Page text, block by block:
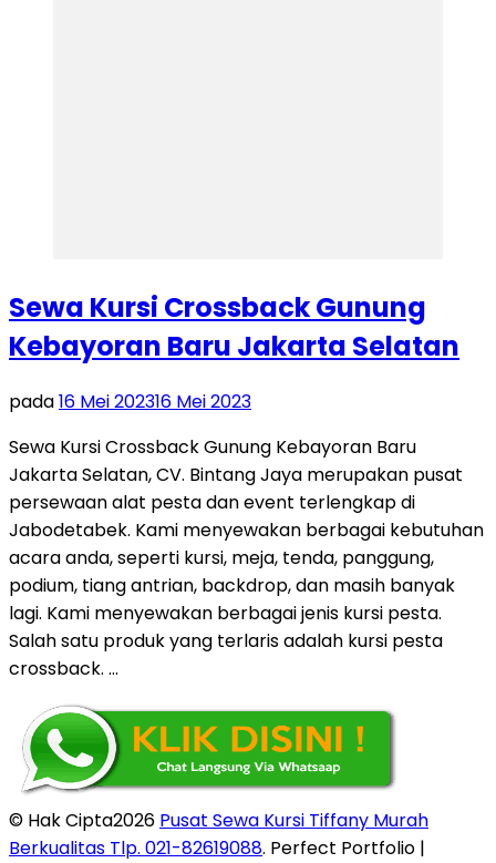
Sewa Kursi Crossback Gunung
Kebayoran Baru Jakarta Selatan
pada16 Mei 202316 Mei 2023
Sewa Kursi Crossback Gunung Kebayoran Baru
Jakarta Selatan, CV. Bintang Jaya merupakan pusat
persewaan alat pesta dan event terlengkap di
Jabodetabek. Kami menyewakan berbagai kebutuhan
acara anda, seperti kursi, meja, tenda, panggung,
podium, tiang antrian, backdrop, dan masih banyak
lagi. Kami menyewakan berbagai jenis kursi pesta.
Salah satu produk yang terlaris adalah kursi pesta
crossback. …
© Hak Cipta2026 Pusat Sewa Kursi Tiffany Murah
Berkualitas Tlp. 021-82619088. Perfect Portfolio |